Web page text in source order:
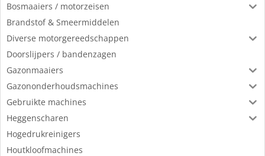
Bosmaaiers / motorzeisen
Brandstof & Smeermiddelen
Diverse motorgereedschappen
Doorslijpers / bandenzagen
Gazonmaaiers
Gazononderhoudsmachines
Gebruikte machines
Heggenscharen
Hogedrukreinigers
Houtkloofmachines